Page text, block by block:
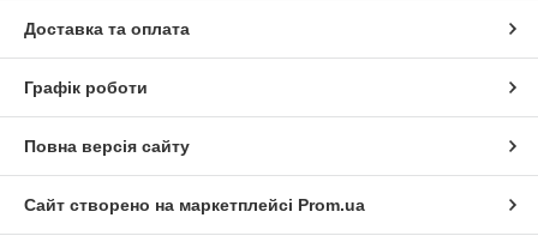
Доставка та оплата
Графік роботи
Повна версія сайту
Сайт створено на маркетплейсі Prom.ua